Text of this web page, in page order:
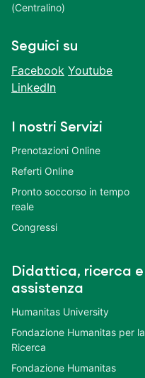
(Centralino)
Seguici su
Facebook Youtube
LinkedIn
I nostri Servizi
Prenotazioni Online
Referti Online
Pronto soccorso in tempo
reale
Congressi
Didattica, ricerca e
assistenza
Humanitas University
Fondazione Humanitas per la
Ricerca
Fondazione Humanitas